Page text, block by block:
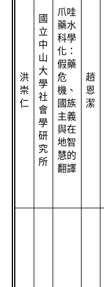
洪
崇
仁
國
立
中
山
大
學
社
會
學
研
究
所
爪哇
藥水
科學
化：
假藥
危
機、
國族
主義
與在
地智
慧的
翻譯
趙
恩
潔